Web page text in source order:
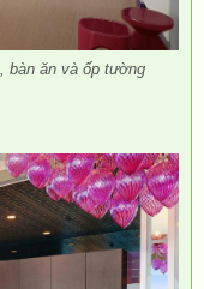
bàn ăn và ốp tường